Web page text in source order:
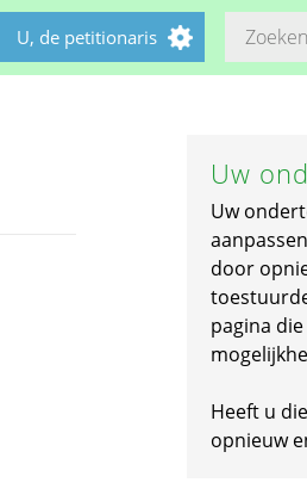
U, de petitionaris
Uw
Uw
door
pagina
Heeft u
opnieuw